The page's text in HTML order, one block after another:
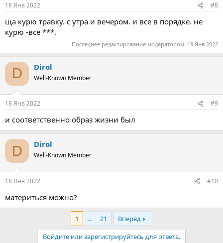
18 Янв 2022 #8
ща курю травку. с утра и вечером. и все в порядке. не
курю -все ***.
Последнее редактирование модератором: 19 Янв 2022
D Dirol
Well-Known Member
18 Янв 2022 #9
и соответственно образ жизни был
D Dirol
Well-Known Member
18 Янв 2022 #10
материться можно?
1 ... 21
Вперёд
Войдите или зарегистрируйтесь для ответа.